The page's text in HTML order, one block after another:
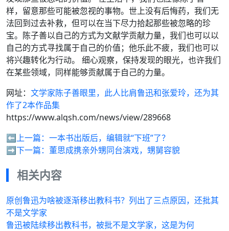
样，留意那些可能被忽视的事物。世上没有后悔药，我们无
法回到过去补救，但可以在当下尽力拾起那些被忽略的珍
宝。陈子善以自己的方式为文献学贡献力量，我们也可以以
自己的方式寻找属于自己的价值；他乐此不疲，我们也可以
将兴趣转化为行动。 细心观察，保持发现的眼光，也许我们
在某些领域，同样能够贡献属于自己的力量。
网址： 文学家陈子善眼里，此人比肩鲁迅和张爱玲，还为其
作了2本作品集
https://www.alqsh.com/news/view/289668
⬅️上一篇： 一本书出版后，编辑就“下班”了？
➡️下一篇： 董思成携亲外甥同台演戏，甥舅容貌
相关内容
原创鲁迅为啥被逐渐移出教科书？列出了三点原因，还批其
不是文学家
鲁迅被陆续移出教科书，被批不是文学家，这是为何